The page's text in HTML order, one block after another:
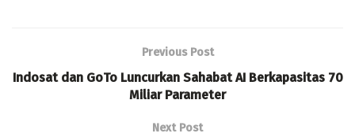
Previous Post
Indosat dan GoTo Luncurkan Sahabat AI Berkapasitas 70
Miliar Parameter
Next Post